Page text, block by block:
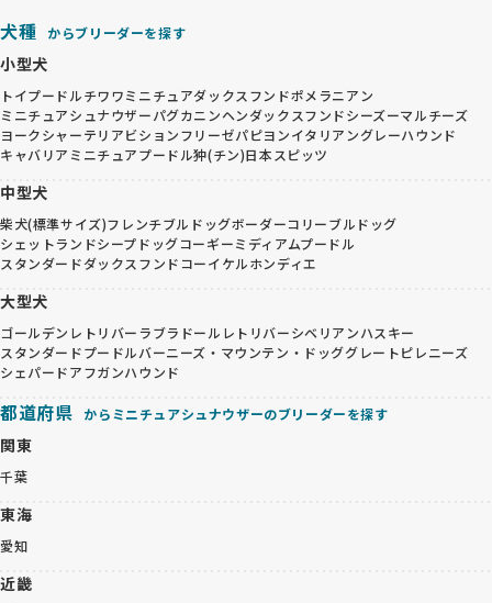
犬種 からブリーダーを探す
小型犬
トイプードルチワワミニチュアダックスフンドポメラニアン
ミニチュアシュナウザーパグカニンヘンダックスフンドシーズーマルチーズ
ヨークシャーテリアビションフリーゼパピヨンイタリアングレーハウンド
キャバリア ミニチュアプードル狆(チン)日本スピッツ
中型犬
柴犬(標準サイズ)フレンチブルドッグボーダーコリーブルドッグ
シェットランドシープドッグコーギーミディアムプードル
スタンダードダックスフンドコーイケルホンディエ
大型犬
ゴールデンレトリバー ラブラドールレトリバーシベリアンハスキー
スタンダードプードルバーニーズ・マウンテン・ドッググレートピレニーズ
シェパードアフガンハウンド
都道府県 からミニチュアシュナウザーのブリーダーを探す
関東
千葉
東海
愛知
近畿